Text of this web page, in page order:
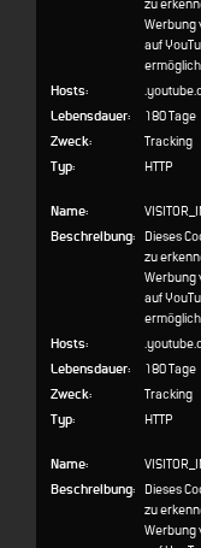
Werbung
auf
Hosts:
Lebensdauer:
180 Tage
Zweck:
Tracking
Typ:
HTTP
Name:
Beschreibung: Dieses
zu
Werbung
auf
Hosts:
Lebensdauer:
180 Tage
Zweck:
Tracking
Typ:
HTTP
Name:
Beschreibung: Dieses
zu
Werbung